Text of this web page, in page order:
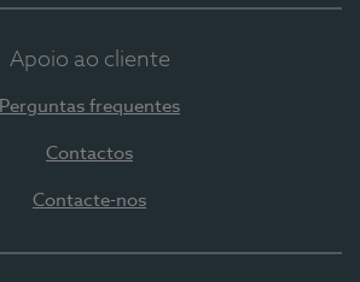
Apoio ao cliente
Perguntas frequentes
Contactos
Contacte-nos